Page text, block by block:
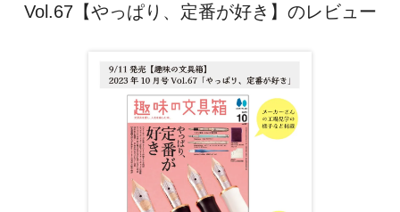
Vol.67【やっぱり、定番が好き】のレビュー